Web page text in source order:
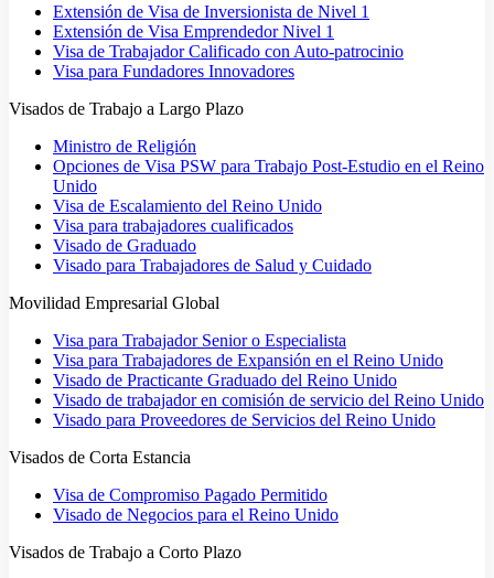
Extensión de Visa de Inversionista de Nivel 1
Extensión de Visa Emprendedor Nivel 1
Visa de Trabajador Calificado con Auto-patrocinio
Visa para Fundadores Innovadores
Visados de Trabajo a Largo Plazo
Ministro de Religión
Opciones de Visa PSW para Trabajo Post-Estudio en el Reino
Unido
Visa de Escalamiento del Reino Unido
Visa para trabajadores cualificados
Visado de Graduado
Visado para Trabajadores de Salud y Cuidado
Movilidad Empresarial Global
Visa para Trabajador Senior o Especialista
Visa para Trabajadores de Expansión en el Reino Unido
Visado de Practicante Graduado del Reino Unido
Visado de trabajador en comisión de servicio del Reino Unido
Visado para Proveedores de Servicios del Reino Unido
Visados de Corta Estancia
Visa de Compromiso Pagado Permitido
Visado de Negocios para el Reino Unido
Visados de Trabajo a Corto Plazo